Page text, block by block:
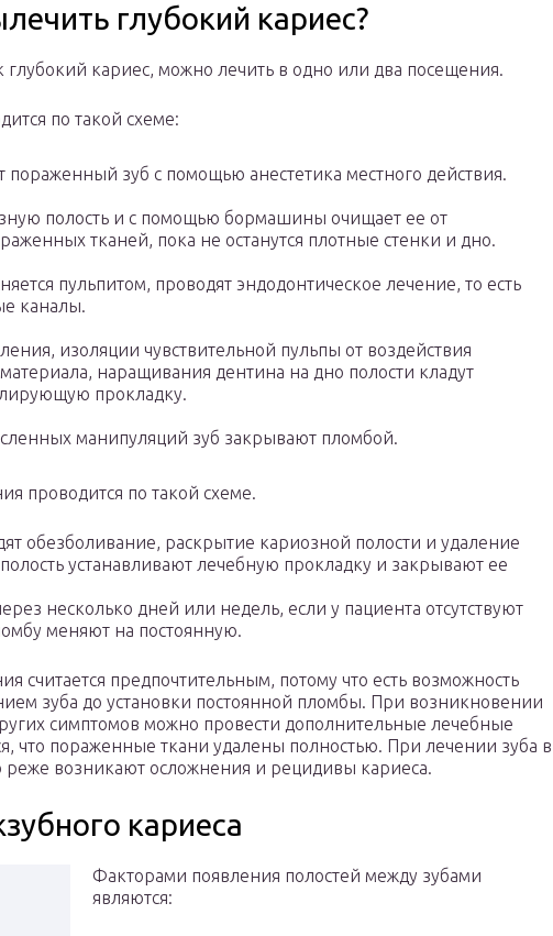
глубокий кариес?
глубокий кариес, можно лечить в одно или два посещения.
по такой схеме:
пораженный зуб с помощью анестетика местного действия.
полость и с помощью бормашины очищает ее от
тканей, пока не останутся плотные стенки и дно.
пульпитом, проводят эндодонтическое лечение, то есть
каналы.
изоляции чувствительной пульпы от воздействия
наращивания дентина на дно полости кладут
прокладку.
манипуляций зуб закрывают пломбой.
проводится по такой схеме.
обезболивание, раскрытие кариозной полости и удаление
устанавливают лечебную прокладку и закрывают ее
несколько дней или недель, если у пациента отсутствуют
меняют на постоянную.
считается предпочтительным, потому что есть возможность
зуба до установки постоянной пломбы. При возникновении
симптомов можно провести дополнительные лечебные
что пораженные ткани удалены полностью. При лечении зуба в
реже возникают осложнения и рецидивы кариеса.
кариеса
Факторами появления полостей между зубами
являются: